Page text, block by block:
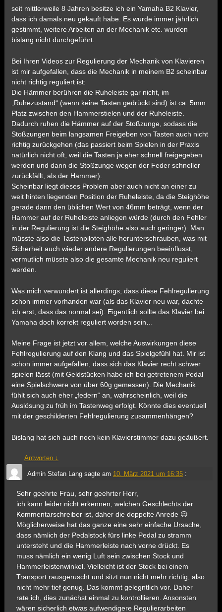
seit mittlerweile 8 Jahren besitze ich ein Yamaha B2 Klavier,
dass ich damals neu gekauft habe. Es wurde immer jährlich
gestimmt, weitere Arbeiten an der Mechanik etc. wurden
bislang nicht durchgeführt.
Bei Ihren Videos zur Regulierung der Mechanik von Klavieren
ist mir aufgefallen, dass die Mechanik in meinem B2 scheinbar
nicht richtig reguliert ist:
Die Hämmer berühren die Ruheleiste gar nicht, im
„Ruhezustand“ (wenn keine Tasten gedrückt sind) ist ca. 5mm
Platz zwischen den Hammerstielen und der Ruheleiste.
Dadurch ruhen die Hämmer auf der Stoßzunge, sodass die
Stoßzungen beim langsamen Freigeben von Tasten auch nicht
richtig zurückgehen (das passiert beim Spielen in der Praxis
natürlich nicht oft, weil die Tasten ja eher schnell freigegeben
werden und dann die Stoßzunge wegen der Feder schneller
zurückfällt, als der Hammer).
Scheinbar liegt dieses Problem aber auch nicht an einer zu
weit hinten liegenden Position der Ruheleiste, da die Steighöhe
gerade dann den üblichen Wert von 46mm beträgt, wenn der
Hammer auf der Ruheleiste anliegen würde (durch den Fehler
in der Regulierung ist die Steighöhe also auch geringer). Man
müsste also die Tastenpiloten alle herunterschrauben, was mit
Sicherheit auch wieder andere Regulierungen beeinflusst,
vermutlich müsste also die gesamte Mechanik neu reguliert
werden.
Was mich verwundert ist allerdings, dass diese Fehlregulierung
schon immer vorhanden war (als das Klavier neu war, dachte
ich erst, dass das normal sei). Eigentlich sollte das Klavier bei
Yamaha doch korrekt reguliert worden sein…
Meine Frage ist jetzt vor allem, welche Auswirkungen diese
Fehlregulierung auf den Klang und das Spielgefühl hat. Mir ist
schon immer aufgefallen, dass sich das Klavier recht schwer
spielen lässt (mit Geldstücken habe ich bei getretenem Pedal
eine Spielschwere von über 60g gemessen). Die Mechanik
fühlt sich auch eher „federn“ an, wahrscheinlich, weil die
Auslösung zu früh im Tastenweg erfolgt. Könnte dies eventuell
mit der geschilderten Fehlregulierung zusammenhängen?
Bislang hat sich auch noch kein Klavierstimmer dazu geäußert.
Antworten ↓
Admin Stefan Langsagte am 10. März 2021 um 16:35 :
Sehr geehrte Frau, sehr geehrter Herr,
ich kann leider nicht erkennen, welchen Geschlechts der
Kommentarschreiber ist, daher die doppelte Anrede 😉
Möglicherweise hat das ganze eine sehr einfache Ursache,
dass nämlich der Pedalstock fürs linke Pedal zu stramm
untersteht und die Hammerleiste nach vorne drückt. Es
muss nämlich ein wenig Luft sein zwischen Stock und
Hammerleistenwinkel. Vielleicht ist der Stock bei einem
Transport rausgeruscht und sitzt nun nicht mehr richtig, also
nicht mehr tief genug. Das kommt gelegntlich vor. Daher
rate ich, dies zunächst einmal zu kontrollieren. Ansonsten
wären sicherlich etwas aufwendigere Regulierarbeiten